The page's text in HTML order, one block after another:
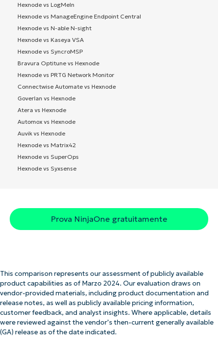
Hexnode vs LogMeIn
Hexnode vs ManageEngine Endpoint Central
Hexnode vs N-able N-sight
Hexnode vs Kaseya VSA
Hexnode vs SyncroMSP
Bravura Optitune vs Hexnode
Hexnode vs PRTG Network Monitor
Connectwise Automate vs Hexnode
Goverlan vs Hexnode
Atera vs Hexnode
Automox vs Hexnode
Auvik vs Hexnode
Hexnode vs Matrix42
Hexnode vs SuperOps
Hexnode vs Syxsense
Prova NinjaOne gratuitamente
This comparison represents our assessment of publicly available
product capabilities as of Marzo 2024. Our evaluation draws on
vendor-provided materials, including product documentation and
release notes, as well as publicly available pricing information,
customer feedback, and analyst insights. Where applicable, details
were reviewed against the vendor’s then-current generally available
(GA) release as of the date indicated.